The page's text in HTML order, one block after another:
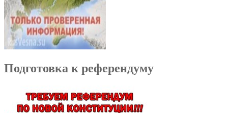
Подготовка к референдуму